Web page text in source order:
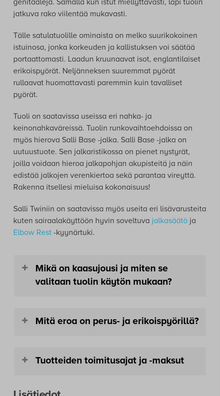
Salli Classicin maskuliinisempi versio. Sen kiinteä,
kaksiosainen istuinosa tekee miehen istumisesta
miellyttävämpää, koska tuolin nokka ei ole painamassa
genitaaleja. Samalla kun istut miellyttävästi, läpi tuolin
jatkuva rako viilentää mukavasti.
Tälle satulatuolille ominaista on melko suurikokoinen
istuinosa, jonka korkeuden ja kallistuksen voi säätää
portaattomasti. Laadun kruunaavat isot, englantilaiset
erikoispyörät. Neljänneksen suuremmat pyörät
rullaavat huomattavasti paremmin kuin tavalliset
pyörät.
Tuoli on saatavissa useissa eri nahka- ja
keinonahkaväreissä. Tuolin runkovaihtoehdoissa on
myös hierova Salli Base -jalka. Salli Base -jalka on
joilla voidaan hieroa jalkapohjan akupisteitä ja näin
edistää jalkojen verenkiertoa sekä parantaa vireyttä.
Rakenna itsellesi mieluisa kokonaisuus!
kuten sairaalakäyttöön hyvin soveltuva
Elbow Rest-kyynärtuki.
valitaan tuolin käytön mukaan?
Tuoleihimme on valittavissa S, M tai tai L -
Mitä eroa on perus- ja erikoispyörillä?
Tuolin hintaan sisältyy sarja vakiopyöriä, joiden